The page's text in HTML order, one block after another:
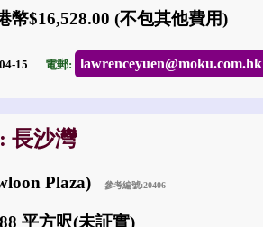
幣$16,528.00 (不包其他費用)
04-15 電郵: lawrenceyuen@moku.com.hk
長沙灣
Plaza) 參考編號:20406
平方呎(未証實)